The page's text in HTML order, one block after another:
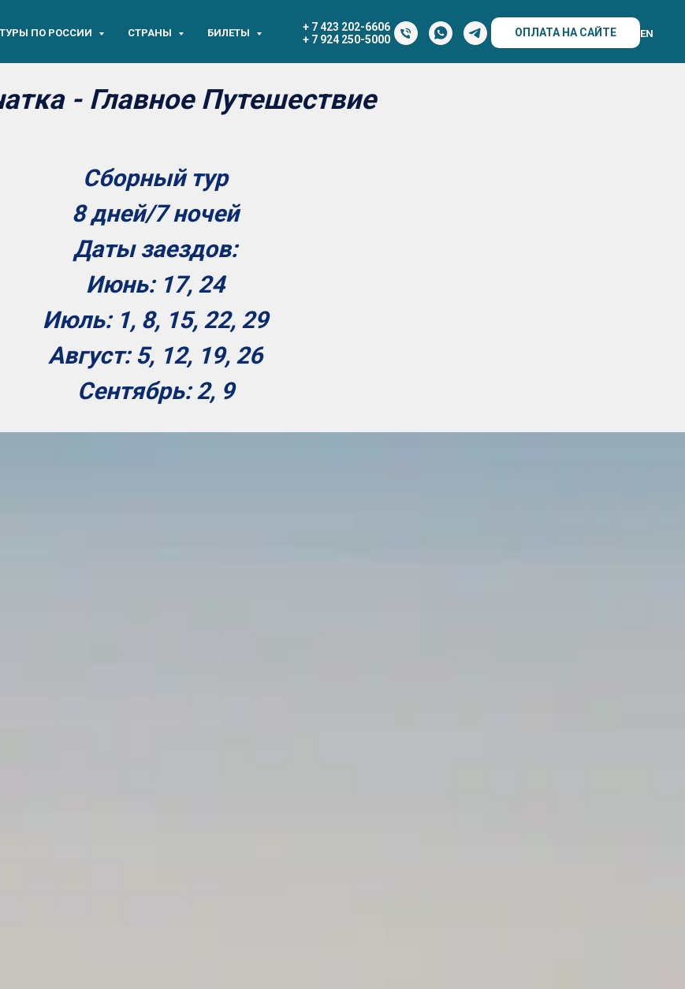
ТУРЫ ПО РОССИИ СТРАНЫ БИЛЕТЫ
+ 7 423 202-6606
+ 7 924 250-5000
ОПЛАТА НА САЙТЕ EN
- Главное Путешествие
Сборный тур
8 дней/7 ночей
Даты заездов:
Июнь: 17, 24
Июль: 1, 8, 15, 22, 29
Август: 5, 12, 19, 26
Сентябрь: 2, 9